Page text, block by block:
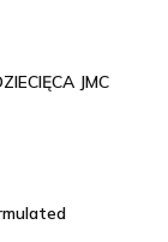
JMC